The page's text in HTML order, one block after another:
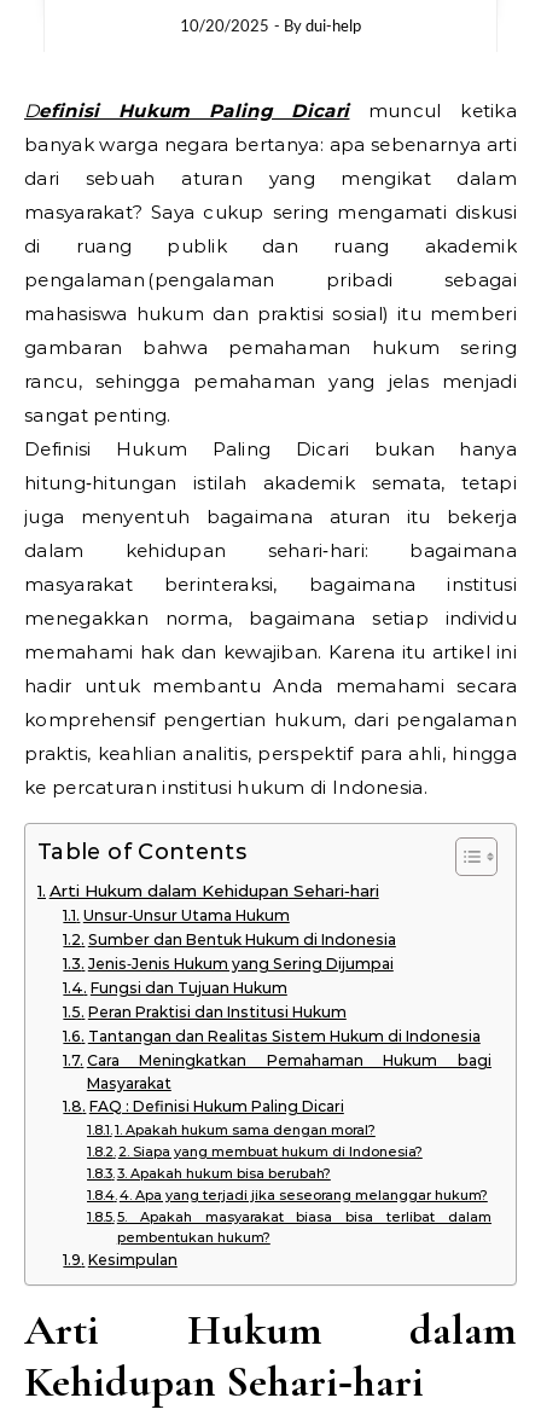
10/20/2025 - Bydui-help
Definisi Hukum Paling Dicarimuncul ketika
banyak warga negara bertanya: apa sebenarnya arti
dari sebuah aturan yang mengikat dalam
masyarakat? Saya cukup sering mengamati diskusi
di ruang publik dan ruang akademik
pengalaman (pengalaman pribadi sebagai
mahasiswa hukum dan praktisi sosial) itu memberi
gambaran bahwa pemahaman hukum sering
rancu, sehingga pemahaman yang jelas menjadi
sangat penting.
Definisi Hukum Paling Dicari bukan hanya
hitung‑hitungan istilah akademik semata, tetapi
juga menyentuh bagaimana aturan itu bekerja
dalam kehidupan sehari‑hari: bagaimana
masyarakat berinteraksi, bagaimana institusi
menegakkan norma, bagaimana setiap individu
memahami hak dan kewajiban. Karena itu artikel ini
hadir untuk membantu Anda memahami secara
komprehensif pengertian hukum, dari pengalaman
praktis, keahlian analitis, perspektif para ahli, hingga
ke percaturan institusi hukum di Indonesia.
Table of Contents
Arti Hukum dalam Kehidupan Sehari‑hari
Unsur‑Unsur Utama Hukum
Sumber dan Bentuk Hukum di Indonesia
Jenis‑Jenis Hukum yang Sering Dijumpai
Fungsi dan Tujuan Hukum
Peran Praktisi dan Institusi Hukum
Tantangan dan Realitas Sistem Hukum di Indonesia
Cara Meningkatkan Pemahaman Hukum bagi
Masyarakat
FAQ : Definisi Hukum Paling Dicari
1. Apakah hukum sama dengan moral?
2. Siapa yang membuat hukum di Indonesia?
3. Apakah hukum bisa berubah?
4. Apa yang terjadi jika seseorang melanggar hukum?
5. Apakah masyarakat biasa bisa terlibat dalam
pembentukan hukum?
Kesimpulan
Arti Hukum dalam
Kehidupan Sehari‑hari